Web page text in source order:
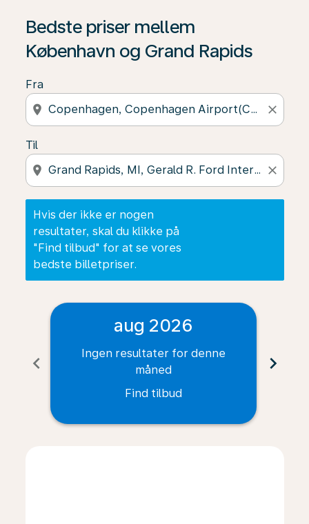
Bedste priser mellem
København og Grand Rapids
Fra
location_on close
Til
location_on close
Hvis der ikke er nogen
resultater, skal du klikke på
"Find tilbud" for at se vores
bedste billetpriser.
Hvis der ikke er nogen resultater, skal du klikke på
chevron_left
aug 2026
Ingen resultater for denne
måned
Find tilbud
chevron_right